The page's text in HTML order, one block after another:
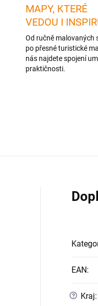
MAPY, KTERÉ
VEDOU I
Od ručně malovaných
po přesné turistické
nás najdete spojení
praktičnosti.
EAN:
? Kraj: